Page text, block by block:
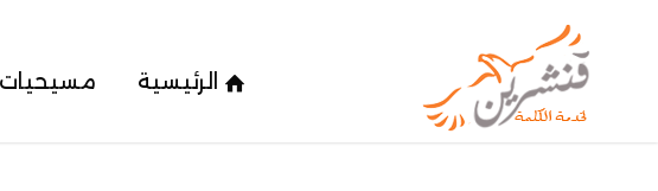
الرئيسية مسيحيات